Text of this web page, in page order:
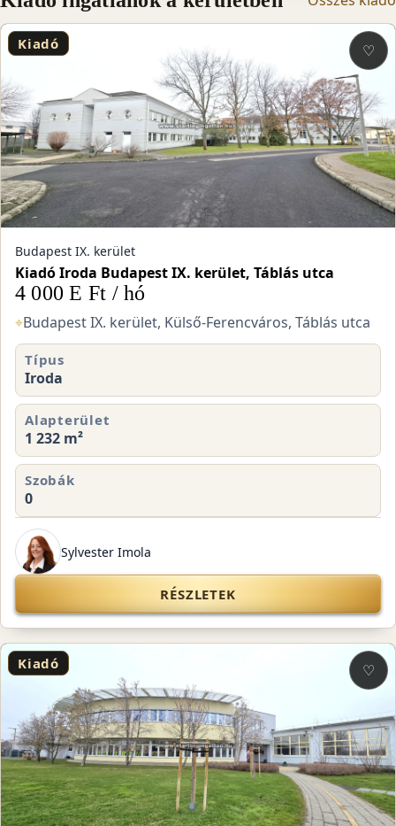
Kiadó ♡
Budapest IX. kerület
Kiadó Iroda Budapest IX. kerület, Táblás utca
4 000 E Ft / hó
⌖Budapest IX. kerület, Külső-Ferencváros, Táblás utca
Típus
Iroda
Alapterület
1 232 m²
Szobák
0
Sylvester Imola
RÉSZLETEK
Kiadó ♡